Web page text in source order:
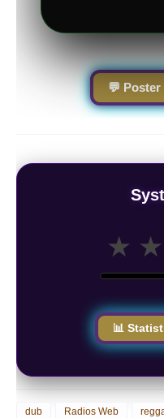
💬
★ ★
📊
dub Radios Web